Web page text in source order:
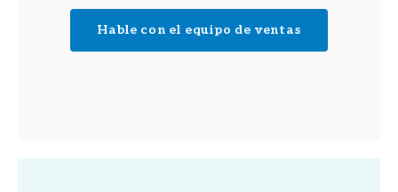
Hable con el equipo de ventas